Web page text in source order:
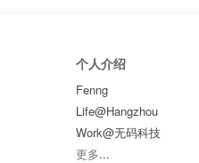
个人介绍
Fenng
Life@Hangzhou
Work@无码科技
更多...